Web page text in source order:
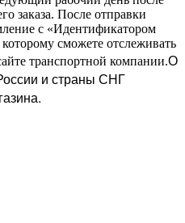
заказа. После отправки
с «Идентификатором
сможете отслеживать
транспортной компании.О
и страны СНГ